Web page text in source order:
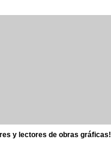
y lectores de obras gráficas!